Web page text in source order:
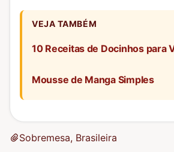
VEJA TAMBÉM
10 Receitas de Docinhos para
Mousse de Manga Simples
Sobremesa, Brasileira